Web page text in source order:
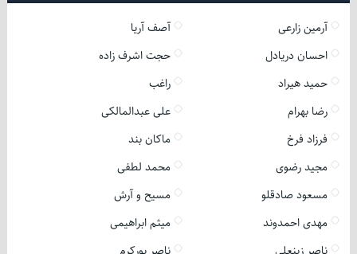
آرمین زارعی
آصف آریا
احسان دریادل
حجت اشرف زاده
حمید هیراد
راغب
رضا بهرام
علی عبدالمالکی
فرزاد فرخ
ماکان بند
مجید رضوی
محمد لطفی
مسعود صادقلو
مسیح و آرش
مهدی احمدوند
میثم ابراهیمی